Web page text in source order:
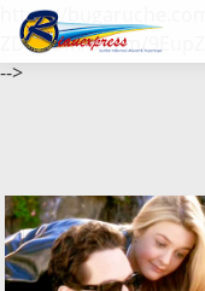
https://
ZDGvUM/DeFm/
-->